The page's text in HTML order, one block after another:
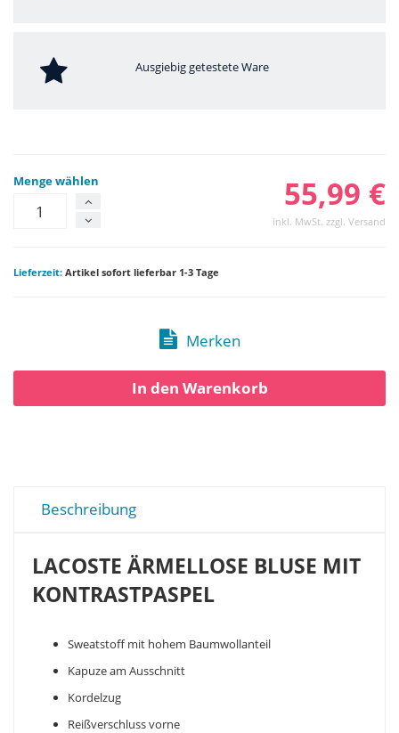
Ausgiebig getestete Ware
Menge wählen 55,99 €
inkl. MwSt. zzgl. Versand
Lieferzeit: Artikel sofort lieferbar 1-3 Tage
Merken
In den Warenkorb
Beschreibung
LACOSTE ÄRMELLOSE BLUSE MIT
KONTRASTPASPEL
Sweatstoff mit hohem Baumwollanteil
Kapuze am Ausschnitt
Kordelzug
Reißverschluss vorne